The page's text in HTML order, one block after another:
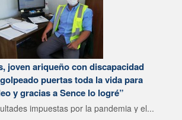
joven ariqueño con discapacidad
puertas toda la vida para
y gracias a Sence lo logré”
impuestas por la pandemia y el...